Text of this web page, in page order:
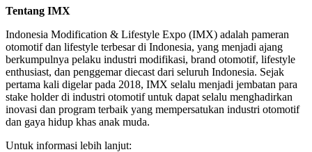
Tentang IMX
Indonesia Modification & Lifestyle Expo (IMX) adalah pameran
otomotif dan lifestyle terbesar di Indonesia, yang menjadi ajang
berkumpulnya pelaku industri modifikasi, brand otomotif, lifestyle
enthusiast, dan penggemar diecast dari seluruh Indonesia. Sejak
pertama kali digelar pada 2018, IMX selalu menjadi jembatan para
stake holder di industri otomotif untuk dapat selalu menghadirkan
inovasi dan program terbaik yang mempersatukan industri otomotif
dan gaya hidup khas anak muda.
Untuk informasi lebih lanjut: